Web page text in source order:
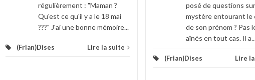
régulièrement : "Maman ?
Qu'est ce qu'il y a le 18 mai
???" J'ai une bonne mémoire...
(Frian)Dises Lire la suite
posé de questions
mystère entourant le
de son prénom ? Pas
aînés en tout cas. Il
(Frian)Dises Lire